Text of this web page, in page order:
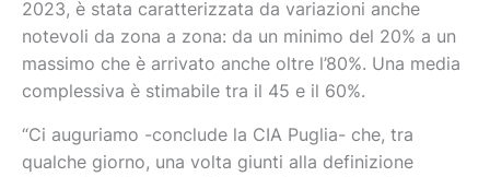
2023, è stata caratterizzata da variazioni anche
notevoli da zona a zona: da un minimo del 20% a un
massimo che è arrivato anche oltre l’80%. Una media
complessiva è stimabile tra il 45 e il 60%.
“Ci auguriamo -conclude la CIA Puglia- che, tra
qualche giorno, una volta giunti alla definizione